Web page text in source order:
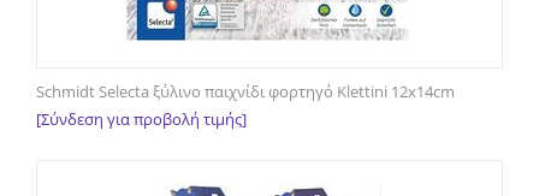
Schmidt Selecta ξύλινο παιχνίδι φορτηγό Klettini 12x14cm
[Σύνδεση για προβολή τιμής]